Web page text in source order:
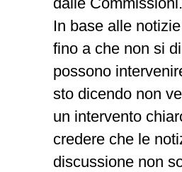
In base alle
fino a che non si
possono
sto dicendo non
un intervento
credere che le
discussione non